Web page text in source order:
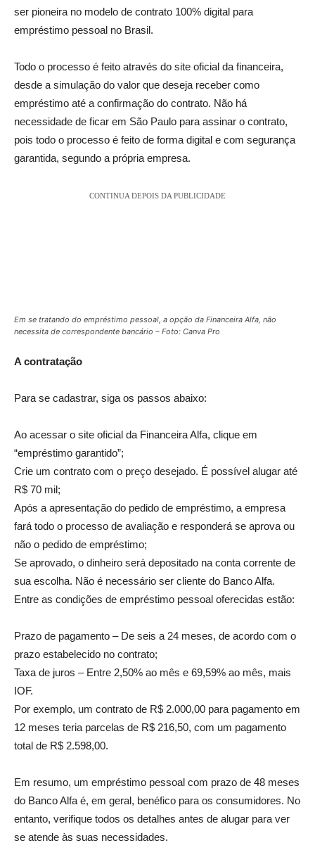
ser pioneira no modelo de contrato 100% digital para
empréstimo pessoal no Brasil.
Todo o processo é feito através do site oficial da financeira,
desde a simulação do valor que deseja receber como
empréstimo até a confirmação do contrato. Não há
necessidade de ficar em São Paulo para assinar o contrato,
pois todo o processo é feito de forma digital e com segurança
garantida, segundo a própria empresa.
CONTINUA DEPOIS DA PUBLICIDADE
Em se tratando do empréstimo pessoal, a opção da Financeira Alfa, não
necessita de correspondente bancário – Foto: Canva Pro
A contratação
Para se cadastrar, siga os passos abaixo:
Ao acessar o site oficial da Financeira Alfa, clique em
“empréstimo garantido”;
Crie um contrato com o preço desejado. É possível alugar até
R$ 70 mil;
Após a apresentação do pedido de empréstimo, a empresa
fará todo o processo de avaliação e responderá se aprova ou
não o pedido de empréstimo;
Se aprovado, o dinheiro será depositado na conta corrente de
sua escolha. Não é necessário ser cliente do Banco Alfa.
Entre as condições de empréstimo pessoal oferecidas estão:
Prazo de pagamento – De seis a 24 meses, de acordo com o
prazo estabelecido no contrato;
Taxa de juros – Entre 2,50% ao mês e 69,59% ao mês, mais
IOF.
Por exemplo, um contrato de R$ 2.000,00 para pagamento em
12 meses teria parcelas de R$ 216,50, com um pagamento
total de R$ 2.598,00.
Em resumo, um empréstimo pessoal com prazo de 48 meses
do Banco Alfa é, em geral, benéfico para os consumidores. No
entanto, verifique todos os detalhes antes de alugar para ver
se atende às suas necessidades.